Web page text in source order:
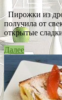
Пирожки из
получила от
открытые
Далее